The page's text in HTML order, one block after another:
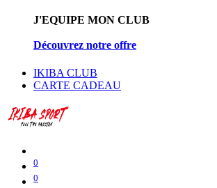
J'EQUIPE MON CLUB
Découvrez notre offre
IKIBA CLUB
CARTE CADEAU
0
0